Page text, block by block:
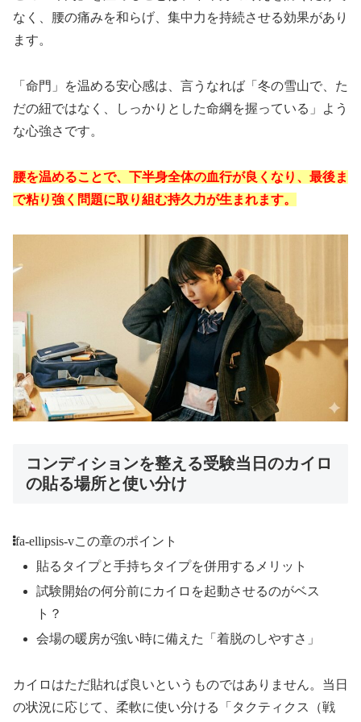
なく、腰の痛みを和らげ、集中力を持続させる効果があり
ます。
「命門」を温める安心感は、言うなれば「冬の雪山で、た
だの紐ではなく、しっかりとした命綱を握っている」よう
な心強さです。
腰を温めることで、下半身全体の血行が良くなり、最後ま
で粘り強く問題に取り組む持久力が生まれます。
コンディションを整える受験当日のカイロ
の貼る場所と使い分け
fa-ellipsis-vこの章のポイント
貼るタイプと手持ちタイプを併用するメリット
試験開始の何分前にカイロを起動させるのがベス
ト？
会場の暖房が強い時に備えた「着脱のしやすさ」
カイロはただ貼れば良いというものではありません。当日
の状況に応じて、柔軟に使い分ける「タクティクス（戦